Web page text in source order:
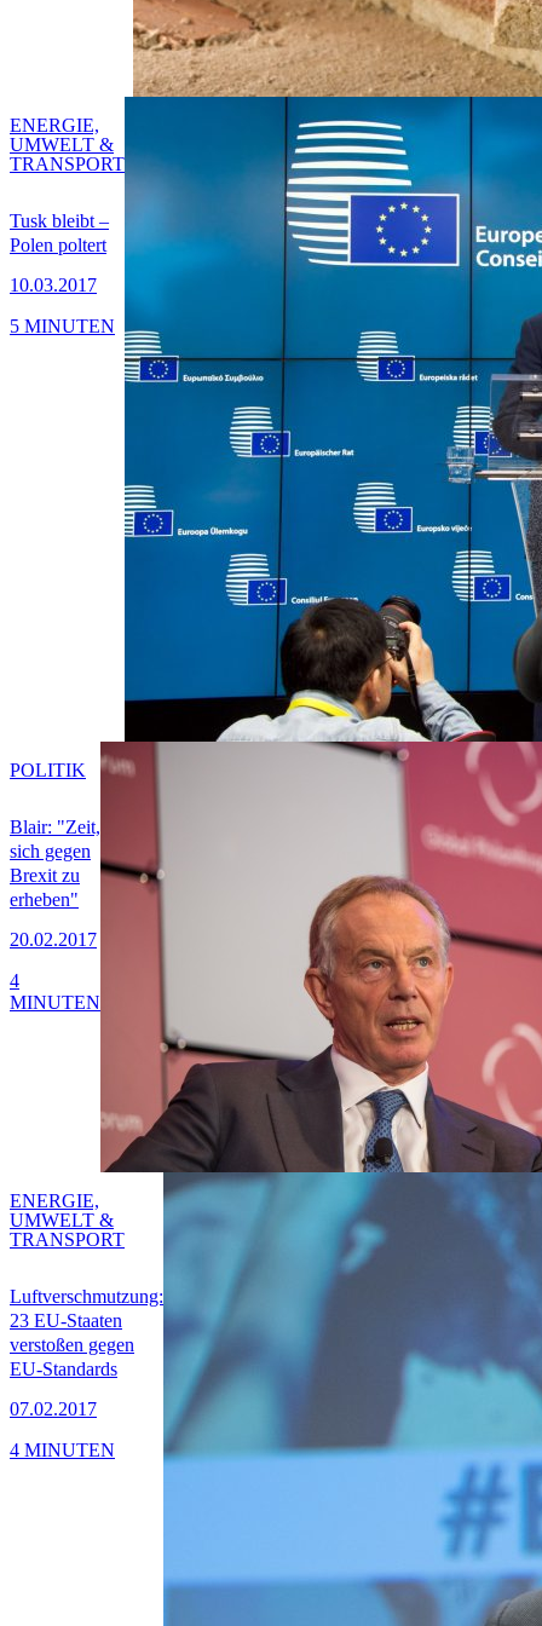
Tusk bleibt –
Polen poltert
10.03.2017
ENERGIE,
UMWELT &
TRANSPORT
5 MINUTEN
Blair: "Zeit,
sich gegen
Brexit zu
erheben"
20.02.2017
POLITIK
4
MINUTEN
Luftverschmutzung:
23 EU-Staaten
verstoßen gegen
EU-Standards
07.02.2017
ENERGIE,
UMWELT &
TRANSPORT
4 MINUTEN